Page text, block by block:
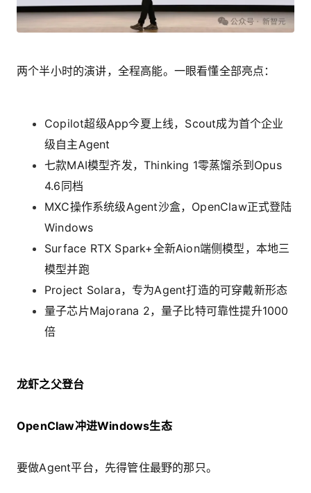
两个半小时的演讲，全程高能。一眼看懂全部亮点：
Copilot超级App今夏上线，Scout成为首个企业
级自主Agent
七款MAI模型齐发，Thinking 1零蒸馏杀到Opus
4.6同档
MXC操作系统级Agent沙盒，OpenClaw正式登陆
Windows
Surface RTX Spark+全新Aion端侧模型，本地三
模型并跑
Project Solara，专为Agent打造的可穿戴新形态
量子芯片Majorana 2，量子比特可靠性提升1000
倍
龙虾之父登台
OpenClaw冲进Windows生态
要做Agent平台，先得管住最野的那只。